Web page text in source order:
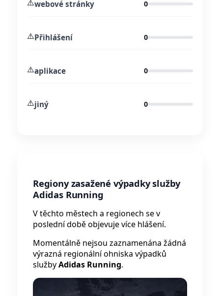
⚠️webové stránky 0
⚠️Přihlášení 0
⚠️aplikace 0
⚠️jiný 0
Regiony zasažené výpadky služby
Adidas Running
V těchto městech a regionech se v
poslední době objevuje více hlášení.
Momentálně nejsou zaznamenána žádná
výrazná regionální ohniska výpadků
službyAdidas Running.